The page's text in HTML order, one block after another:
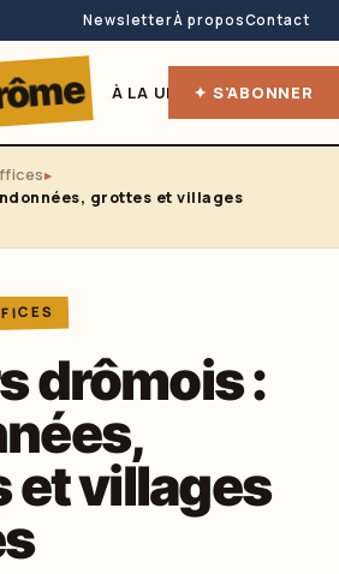
NewsletterÀ proposContact
À LA UNE ✦ S'ABONNER
grottes et villages
drômois :
et villages